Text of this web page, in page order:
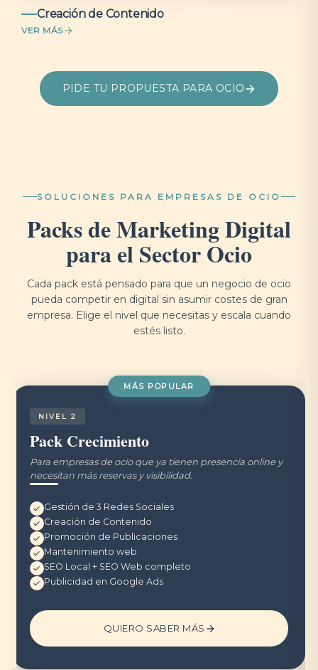
Creación de Contenido
VER MÁS
PIDE TU PROPUESTA PARA OCIO
SOLUCIONES PARA EMPRESAS DE OCIO
Packs de Marketing Digital
para el Sector Ocio
Cada pack está pensado para que un negocio de ocio
pueda competir en digital sin asumir costes de gran
empresa. Elige el nivel que necesitas y escala cuando
estés listo.
MÁS POPULAR
NIVEL 2
Pack Crecimiento
Para empresas de ocio que ya tienen presencia online y
necesitan más reservas y visibilidad.
Gestión de 3 Redes Sociales
Creación de Contenido
Promoción de Publicaciones
Mantenimiento web
SEO Local + SEO Web completo
Publicidad en Google Ads
QUIERO SABER MÁS